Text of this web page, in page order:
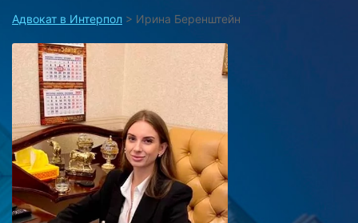
Адвокат в Интерпол > Ирина Беренштейн